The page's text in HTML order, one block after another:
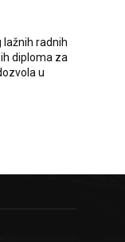
lažnih radnih
diploma za
u